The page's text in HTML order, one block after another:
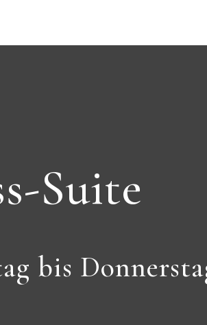
Suite
bis